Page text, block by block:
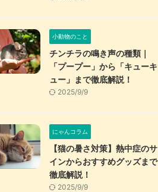
小動物のこと
チンチラの鳴き声の種類｜
「プープー」から「キューキ
ュー」まで徹底解説！
2025/9/9
にゃんコラム
【猫の暑さ対策】熱中症のサ
インからおすすめグッズまで
徹底解説！
2025/9/9